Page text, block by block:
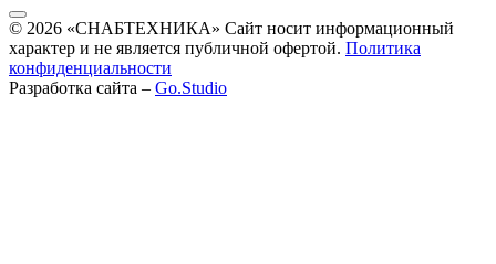
© 2026 «СНАБТЕХНИКА» Сайт носит информационный
характер и не является публичной офертой. Политика
конфиденциальности
Разработка сайта – Go.Studio